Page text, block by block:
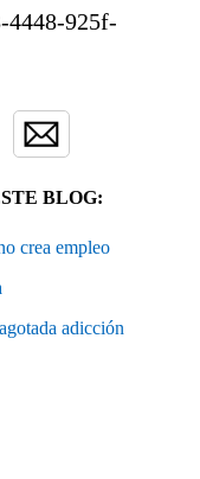
4448-925f-
BLOG:
crea empleo
adicción